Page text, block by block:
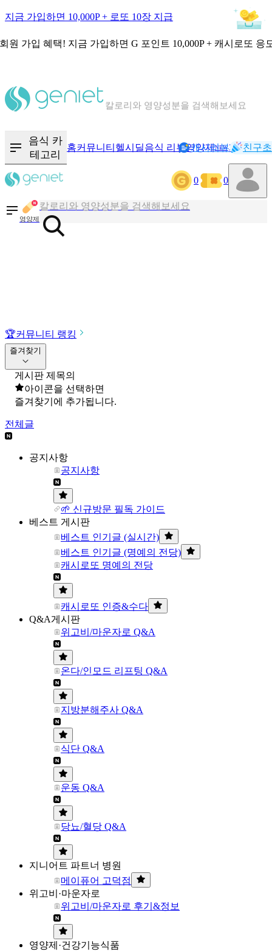
지금 가입하면 10,000P + 로또 10장 지급
원 가입 혜택! 지금 가입하면 G 포인트 10,000P + 캐시로또 응
혈당 · 다이어트 음식 검색해보세요
음식 카
테고리
홈커뮤니티 헬시딜음식 리뷰영양제NEW기록
캐시리뷰 친구
0 0
영양제
칼로리와 영양성분을 검색해보세요
혈당 · 다이어트 음식 검색해보세요
음식 · 영양제 리뷰를 찾아보세요
🏆커뮤니티 랭킹
즐겨찾기
게시판 제목의
아이콘을 선택하면
즐겨찾기에 추가됩니다.
전체글
공지사항
공지사항
🌱 신규방문 필독 가이드
베스트 게시판
베스트 인기글 (실시간)
베스트 인기글 (명예의 전당)
캐시로또 명예의 전당
캐시로또 인증&수다
Q&A게시판
위고비/마운자로 Q&A
온다/인모드 리프팅 Q&A
지방분해주사 Q&A
식단 Q&A
운동 Q&A
당뇨/혈당 Q&A
지니어트 파트너 병원
메이퓨어 고덕점
위고비·마운자로
위고비/마운자로 후기&정보
영양제·건강기능식품